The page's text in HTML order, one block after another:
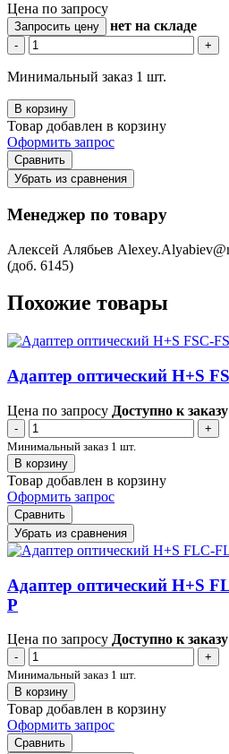
Цена по запросу
Запросить цену нет на складе
- +
Минимальный заказ 1 шт.
В корзину
Товар добавлен в корзину
Оформить запрос
Сравнить
Убрать из сравнения
Менеджер по товару
Алексей Алябьев
(доб. 6145)
Похожие товары
Адаптер оптический H+S
Цена по запросу Доступно к заказу
-
+
Минимальный заказ 1 шт.
В корзину
Товар добавлен в корзину
Оформить запрос
Сравнить
Убрать из сравнения
Адаптер оптический H+S
P
Цена по запросу Доступно к заказу
-
+
Минимальный заказ 1 шт.
В корзину
Товар добавлен в корзину
Оформить запрос
Сравнить